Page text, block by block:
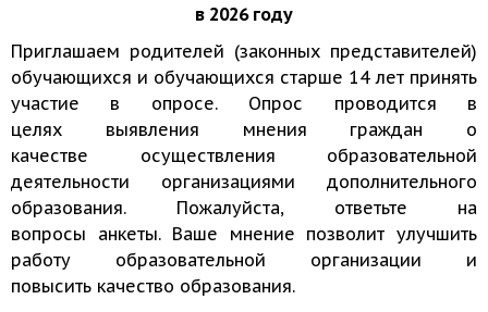
в 2026 году
Приглашаем родителей (законных представителей)
обучающихся и обучающихся старше 14 лет принять
участие в опросе. Опрос проводится в
целях выявления мнения граждан о
качестве осуществления образовательной
деятельности организациями дополнительного
образования. Пожалуйста, ответьте на
вопросы анкеты. Ваше мнение позволит улучшить
работу образовательной организации и
повысить качество образования.